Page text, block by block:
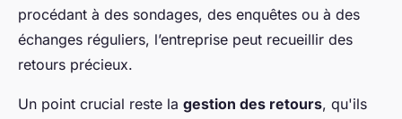
procédant à des sondages, des enquêtes ou à des
échanges réguliers, l’entreprise peut recueillir des
retours précieux.
Un point crucial reste la gestion des retours, qu'ils